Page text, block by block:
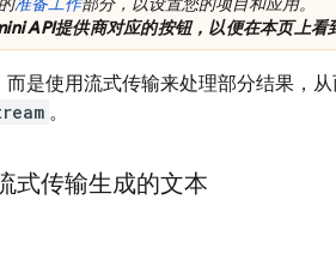
API提供商对应的按钮，以便在本页上看
是使用流式传输来处理部分结果，
。
式传输生成的文本